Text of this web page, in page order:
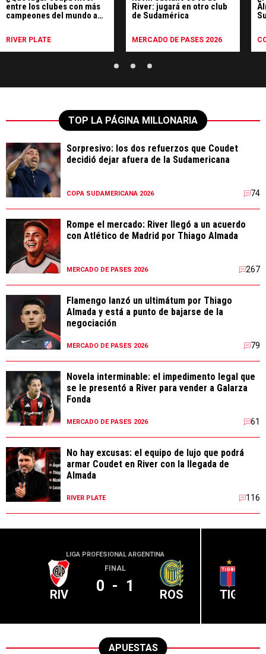
entre los clubes con más
campeones del mundo a
RIVER PLATE
River: jugará en otro club
de Sudamérica
MERCADO DE PASES 2026
TOP LA PÁGINA MILLONARIA
Sorpresivo: los dos refuerzos que Coudet
decidió dejar afuera de la Sudamericana
COPA SUDAMERICANA 2026 74
Rompe el mercado: River llegó a un acuerdo
con Atlético de Madrid por Thiago Almada
MERCADO DE PASES 2026 267
Flamengo lanzó un ultimátum por Thiago
Almada y está a punto de bajarse de la
negociación
MERCADO DE PASES 2026 79
Novela interminable: el impedimento legal que
se le presentó a River para vender a Galarza
Fonda
MERCADO DE PASES 2026 61
No hay excusas: el equipo de lujo que podrá
armar Coudet en River con la llegada de
Almada
RIVER PLATE 116
LIGA PROFESIONAL ARGENTINA
RIV
FINAL
0 - 1 ROS TIG
APUESTAS